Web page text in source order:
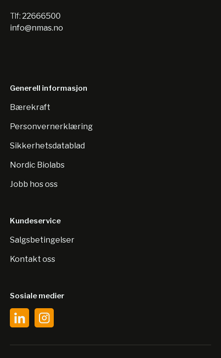
Tlf: 22666500
info@nmas.no
Generell informasjon
Bærekraft
Personvernerklæring
Sikkerhetsdatablad
Nordic Biolabs
Jobb hos oss
Kundeservice
Salgsbetingelser
Kontakt oss
Sosiale medier